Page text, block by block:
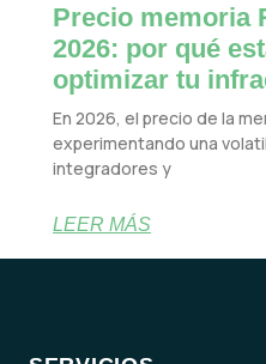
Precio memoria
2026: por qué
optimizar tu
En 2026, el precio de la
experimentando una
integradores y
LEER MÁS